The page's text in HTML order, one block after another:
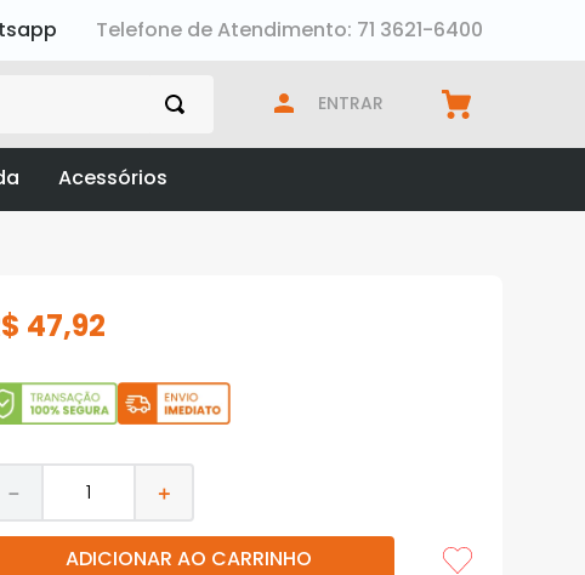
Telefone de Atendimento: 71 3621-6400
ENTRAR
Acessórios
47,92
＋
－
ADICIONAR AO CARRINHO